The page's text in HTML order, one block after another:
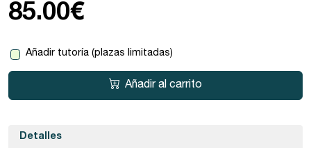
85.00€
Añadir tutoría (plazas limitadas)
Añadir al carrito
Detalles